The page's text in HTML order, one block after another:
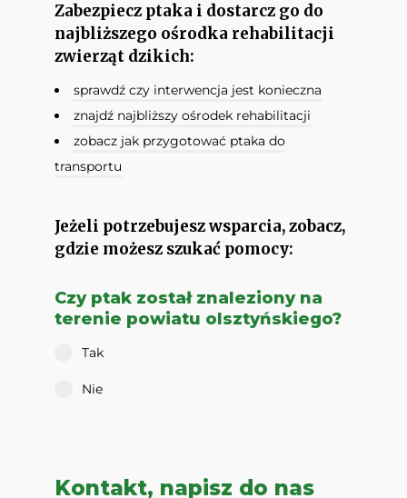
Zabezpiecz ptaka i dostarcz go do
najbliższego ośrodka rehabilitacji
zwierząt dzikich:
sprawdź czy interwencja jest konieczna
znajdź najbliższy ośrodek rehabilitacji
zobacz jak przygotować ptaka do
transportu
Jeżeli potrzebujesz wsparcia, zobacz,
gdzie możesz szukać pomocy:
Czy ptak został znaleziony na
terenie powiatu olsztyńskiego?
Tak
Nie
Kontakt, napisz do nas